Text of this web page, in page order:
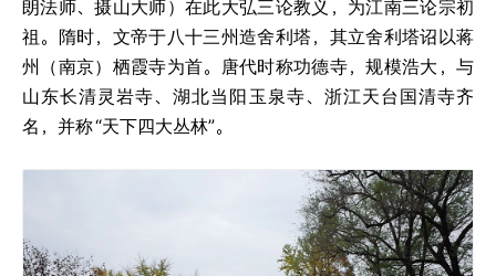
朗法师、摄山大师）在此大弘三论教义，为江南三论宗初
祖。隋时，文帝于八十三州造舍利塔，其立舍利塔诏以蒋
州（南京）栖霞寺为首。唐代时称功德寺，规模浩大，与
山东长清灵岩寺、湖北当阳玉泉寺、浙江天台国清寺齐
名，并称“天下四大丛林”。